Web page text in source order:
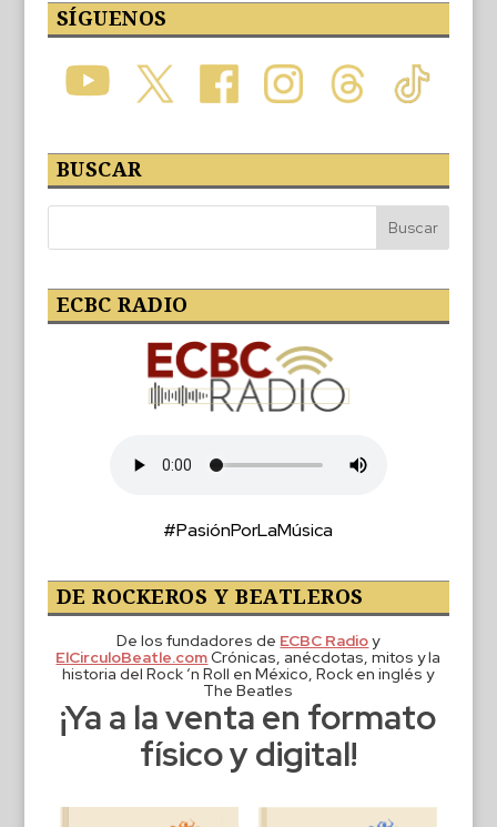
SÍGUENOS
BUSCAR
ECBC RADIO
#PasiónPorLaMúsica
DE ROCKEROS Y BEATLEROS
De los fundadores de ECBC Radioy
ElCirculoBeatle.comCrónicas, anécdotas, mitos y la
historia del Rock ‘n Roll en México, Rock en inglés y
The Beatles
¡Ya a la venta en formato
físico y digital!